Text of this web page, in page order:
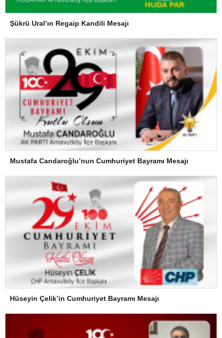
Şükrü Ural’ın Regaip Kandili Mesajı
Mustafa Candaroğlu’nun Cumhuriyet Bayramı Mesajı
Hüseyin Çelik’in Cumhuriyet Bayramı Mesajı